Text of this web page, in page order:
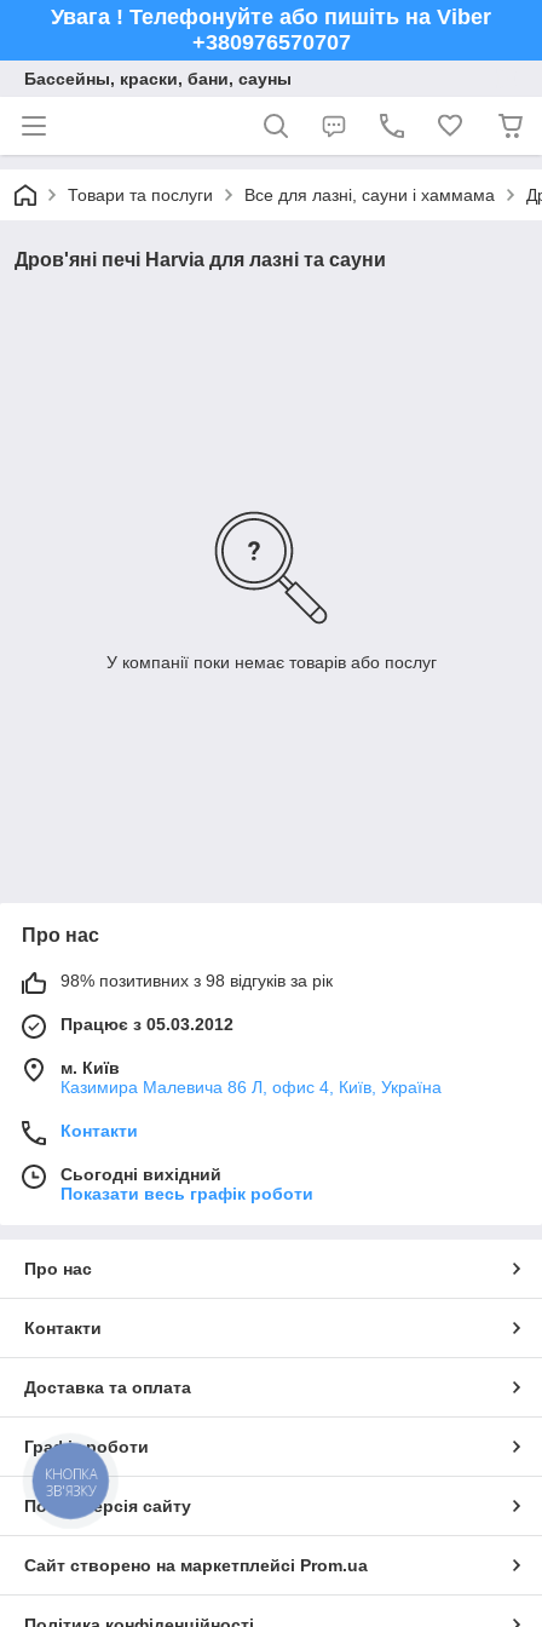
Увага ! Телефонуйте або пишіть на Viber
+380976570707
Бассейны, краски, бани, сауны
Товари та послуги Все для лазні, сауни і хаммама
Дров'яні печі Harvia для лазні та сауни
У компанії поки немає товарів або послуг
Про нас
98% позитивних з 98 відгуків за рік
Працює з 05.03.2012
м. Київ
Казимира Малевича 86 Л, офис 4, Київ, Україна
Контакти
Сьогодні вихідний
Показати весь графік роботи
Про нас
Контакти
Доставка та оплата
Графік роботи
Повна версія сайту
Сайт створено на маркетплейсі Prom.ua
КНОПКА
ЗВ'ЯЗКУ